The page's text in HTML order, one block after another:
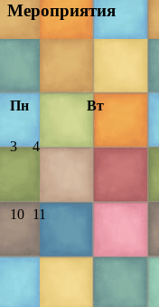
Мероприятия
Пн Вт
3
4
10 11